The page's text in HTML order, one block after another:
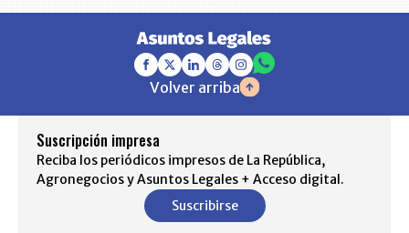
Volver arriba
Suscripción impresa
Reciba los periódicos impresos de La República,
Agronegocios y Asuntos Legales + Acceso digital.
Suscribirse